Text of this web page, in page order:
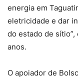
energia em
eletricidade e dar
do estado de
anos.
O apoiador de